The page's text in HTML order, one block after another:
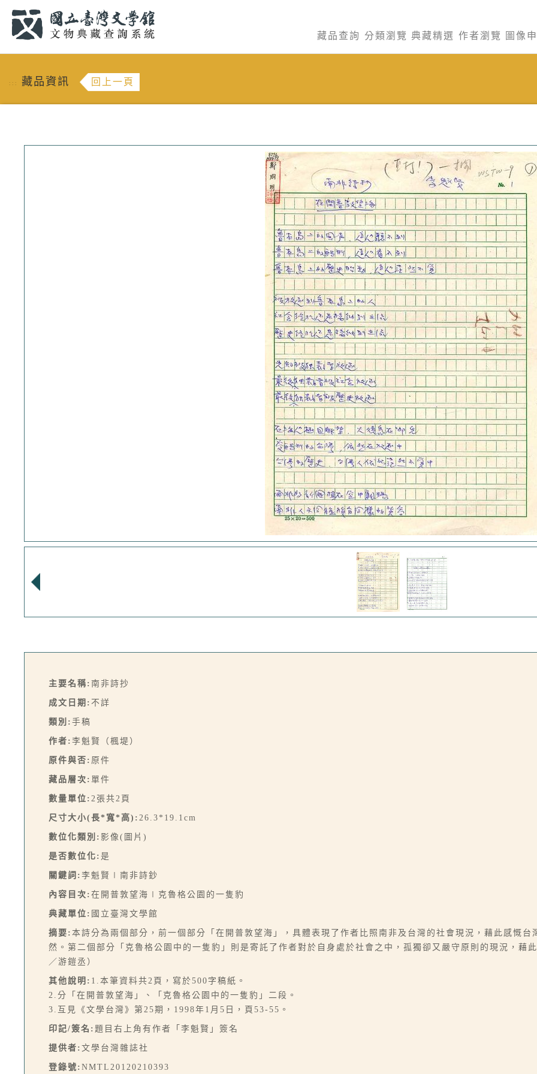
藏品查詢 分類瀏覽 典藏精選 作者瀏覽 圖像
::: 藏品資訊 回上一頁
主要名稱: 南非詩抄
成文日期: 不詳
類別: 手稿
作者: 李魁賢（楓堤）
原件與否: 原件
藏品層次: 單件
數量單位: 2張共2頁
尺寸大小(長*寬*高): 26.3*19.1cm
數位化類別: 影像(圖片)
是否數位化: 是
關鍵詞: 李魁賢∣南非詩鈔
內容目次: 在開普敦望海∣克魯格公園的一隻豹
典藏單位: 國立臺灣文學館
摘要: 本詩分為兩個部分，前一個部分「在開普敦望海」，具體表現了作者比照南非及台灣的社會現況，藉此感慨
然。第二個部分「克魯格公園中的一隻豹」則是寄託了作者對於自身處於社會之中，孤獨卻又嚴守原則的現況，藉
／游鎧丞）
其他說明: 1.本筆資料共2頁，寫於500字稿紙。
2.分「在開普敦望海」、「克魯格公園中的一隻豹」二段。
3.互見《文學台灣》第25期，1998年1月5日，頁53-55。
印記/簽名: 題目右上角有作者「李魁賢」簽名
提供者: 文學台灣雜誌社
登錄號: NMTL20120210393